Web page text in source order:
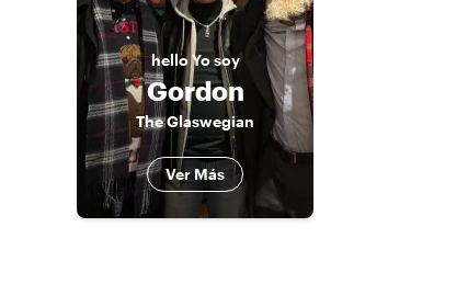
helloYo soy
Gordon
The Glaswegian
Ver Más